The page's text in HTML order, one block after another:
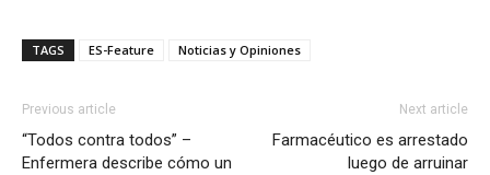
TAGS ES-Feature Noticias y Opiniones
Previous article
“Todos contra todos” –
Enfermera describe cómo un
Next article
Farmacéutico es arrestado
luego de arruinar